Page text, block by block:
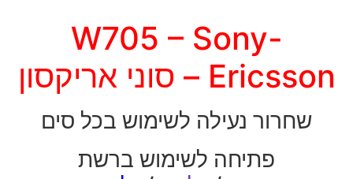
W705 – Sony-
Ericsson – סוני אריקסון
שחרור נעילה לשימוש בכל סים
פתיחה לשימוש ברשת